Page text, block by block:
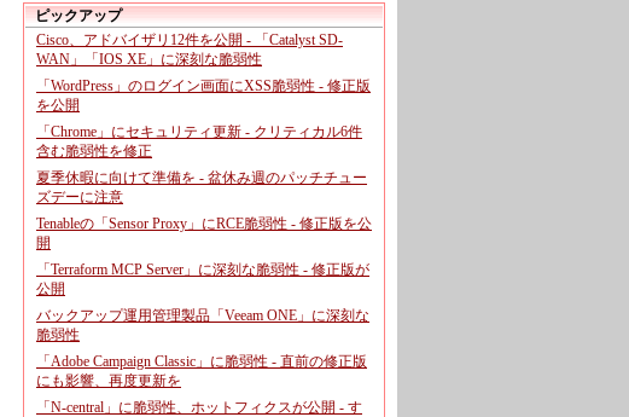
ピックアップ
Cisco、アドバイザリ12件を公開 - 「Catalyst SD-
WAN」「IOS XE」に深刻な脆弱性
「WordPress」のログイン画面にXSS脆弱性 - 修正版
を公開
「Chrome」にセキュリティ更新 - クリティカル6件
含む脆弱性を修正
夏季休暇に向けて準備を - 盆休み週のパッチチュー
ズデーに注意
Tenableの「Sensor Proxy」にRCE脆弱性 - 修正版を公
開
「Terraform MCP Server」に深刻な脆弱性 - 修正版が
公開
バックアップ運用管理製品「Veeam ONE」に深刻な
脆弱性
「Adobe Campaign Classic」に脆弱性 - 直前の修正版
にも影響、再度更新を
「N-central」に脆弱性、ホットフィクスが公開 - す